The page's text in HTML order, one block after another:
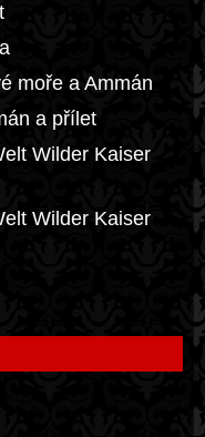
moře a Ammán
a přílet
Wilder Kaiser
Wilder Kaiser